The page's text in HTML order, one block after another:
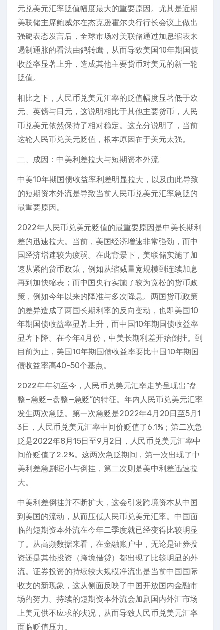
元兑美元汇率贬值幅度最大的重要原因。尤其是近期
美联储主席鲍威尔在杰克逊霍尔央行行长会议上做出
强硬表态发言后，全球市场对美联储通过加息缩表来
遏制通胀的看法由鸽转鹰，从而导致美国10年期国债
收益率显著上升，造成其他主要货币对美元的新一轮
贬值。
相比之下，人民币兑美元汇率的贬值幅度显著低于欧
元、英镑与日元，这说明相比于其他主要货币，人民
币兑美元依然保持了相对稳定。这充分说明了，当前
这轮人民币兑美元贬值，根本原因在于美元太强。
二、成因：中美利差拉大与短期资本外流
中美10年期国债收益率利差明显拉大，以及由此导致
的短期资本外流是导致当前人民币兑美元汇率急贬的
最重要原因。
2022年人民币兑美元贬值的最重要原因是中美长期利
差的迅速拉大。当前，美国经济增速非常强劲，而中
国经济增速较为疲弱。在此背景下，美联储实施了加
速从紧的货币政策，例如从缩减量宽规模到连续加息
再到加快缩表；而中国央行实施了较为宽松的货币政
策，例如今年以来的降准与多次降息。两国货币政策
的差异造成了两国长期利率的反向变动，也即美国10
年期国债收益率显著上升，而中国10年期国债收益率
显著下降。在今年4月份，中美长期利差开始倒挂。到
目前为止，美国10年期国债收益率要比中国10年期国
债收益率高40-50个基点。
2022年年初至今，人民币兑美元汇率走势呈现出“盘
整—急贬—盘整—急贬”的特征。年内人民币兑美元汇率
发生两次急贬。第一次急贬是2022年4月20日至5月1
3日，人民币兑美元汇率中间价贬值了6.1%；第二次急
贬是2022年8月15日至9月2日，人民币兑美元汇率中
间价贬值了2.2%。这两次急贬期间，第一次出现了中
美利差急剧缩小与倒挂，第二次则是美中利差迅速拉
大。
中美利差倒挂并不断扩大，这会引发跨境资本从中国
到美国的流动，从而压低人民币兑美元汇率。中国面
临的短期资本外流在今年二季度就已经变得比较明显
了。从高频数据来看，在金融账户中，无论是证券投
资还是其他投资（跨境借贷）都出现了比较明显的外
流。证券投资的持续较大规模净流出是当前中国国际
收支的新现象，这从侧面反映了中国开放国内金融市
场的努力。持续的短期资本外流会加剧国内外汇市场
上美元供不应求的状况，从而导致人民币兑美元汇率
面临贬值压力。